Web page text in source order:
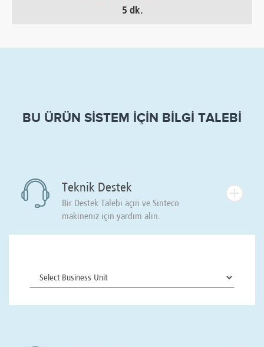
5 dk.
BU ÜRÜN SİSTEM İÇİN BİLGİ TALEBİ
Teknik Destek
Bir Destek Talebi açın ve Sinteco
makineniz için yardım alın.